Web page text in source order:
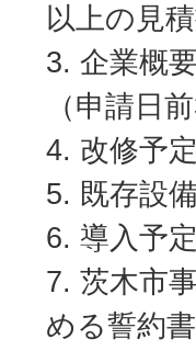
以上の見
企業概
（申請日
改修予
既存設
導入予
茨木市
める誓約書